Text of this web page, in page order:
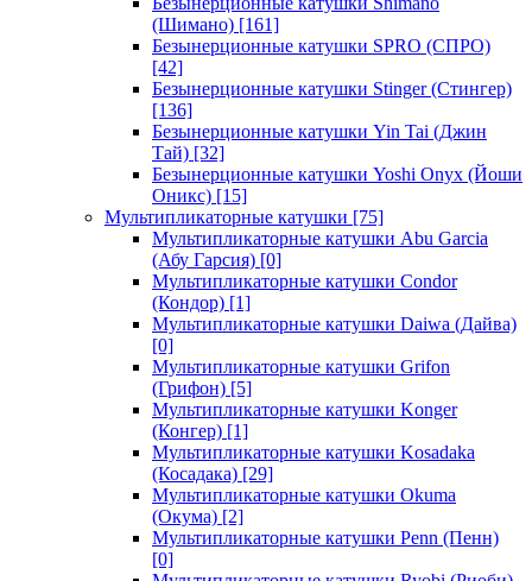
(Шимано) [161]
Безынерционные катушки SPRO (СПРО)
[42]
Безынерционные катушки Stinger (Стингер)
[136]
Безынерционные катушки Yin Tai (Джин
Тай) [32]
Безынерционные катушки Yoshi Onyx (Йоши
Оникс) [15]
Мультипликаторные катушки [75]
Мультипликаторные катушки Abu Garcia
(Абу Гарсия) [0]
Мультипликаторные катушки Condor
(Кондор) [1]
Мультипликаторные катушки Daiwa (Дайва)
[0]
Мультипликаторные катушки Grifon
(Грифон) [5]
Мультипликаторные катушки Konger
(Конгер) [1]
Мультипликаторные катушки Kosadaka
(Косадака) [29]
Мультипликаторные катушки Okuma
(Окума) [2]
Мультипликаторные катушки Penn (Пенн)
[0]